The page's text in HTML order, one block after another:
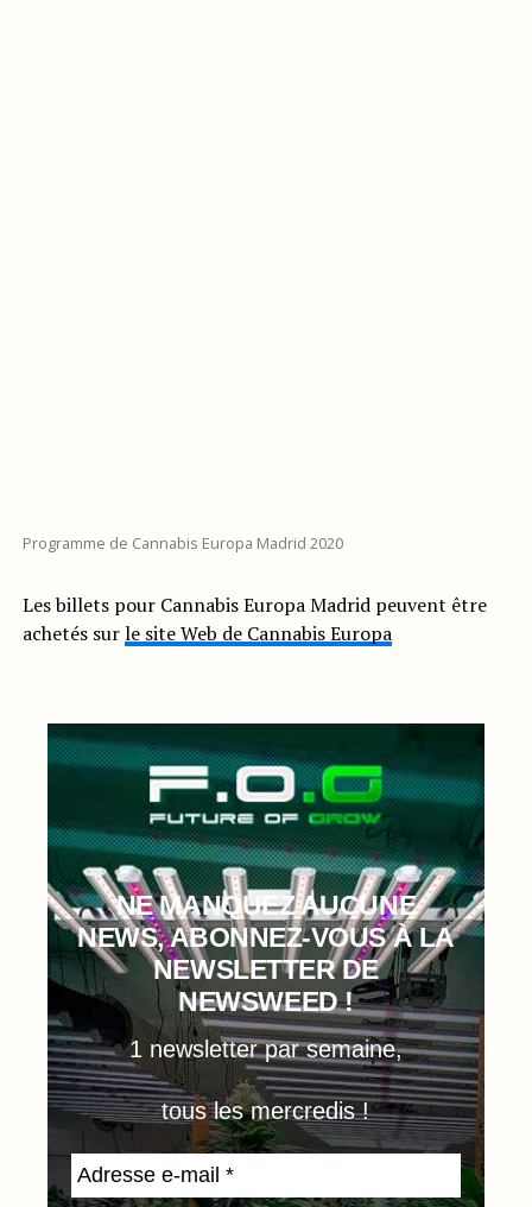
Programme de Cannabis Europa Madrid 2020
Les billets pour Cannabis Europa Madrid peuvent être
achetés surle site Web de Cannabis Europa
NE MANQUEZ AUCUNE
NEWS, ABONNEZ-VOUS À LA
NEWSLETTER DE
NEWSWEED !
1 newsletter par semaine,
tous les mercredis !